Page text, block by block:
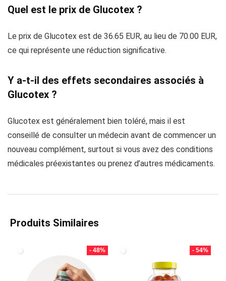
Quel est le prix de Glucotex ?
Le prix de Glucotex est de 36.65 EUR, au lieu de 70.00 EUR,
ce qui représente une réduction significative.
Y a-t-il des effets secondaires associés à
Glucotex ?
Glucotex est généralement bien toléré, mais il est
conseillé de consulter un médecin avant de commencer un
nouveau complément, surtout si vous avez des conditions
médicales préexistantes ou prenez d’autres médicaments.
Produits Similaires
- 48% - 54%